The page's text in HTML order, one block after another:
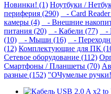
Новинки! (1) Ноутбуки /
периферия (290)
- Card
камеры (4)
- Внешние
питания (20)
- Кабели (77) -
(10)
- Мыши (16) -
(12) Комплектующие для ПК
Сетевое оборудование (112)
Смартфоны / Планшеты (70)
разные (152) "ОЧумелые